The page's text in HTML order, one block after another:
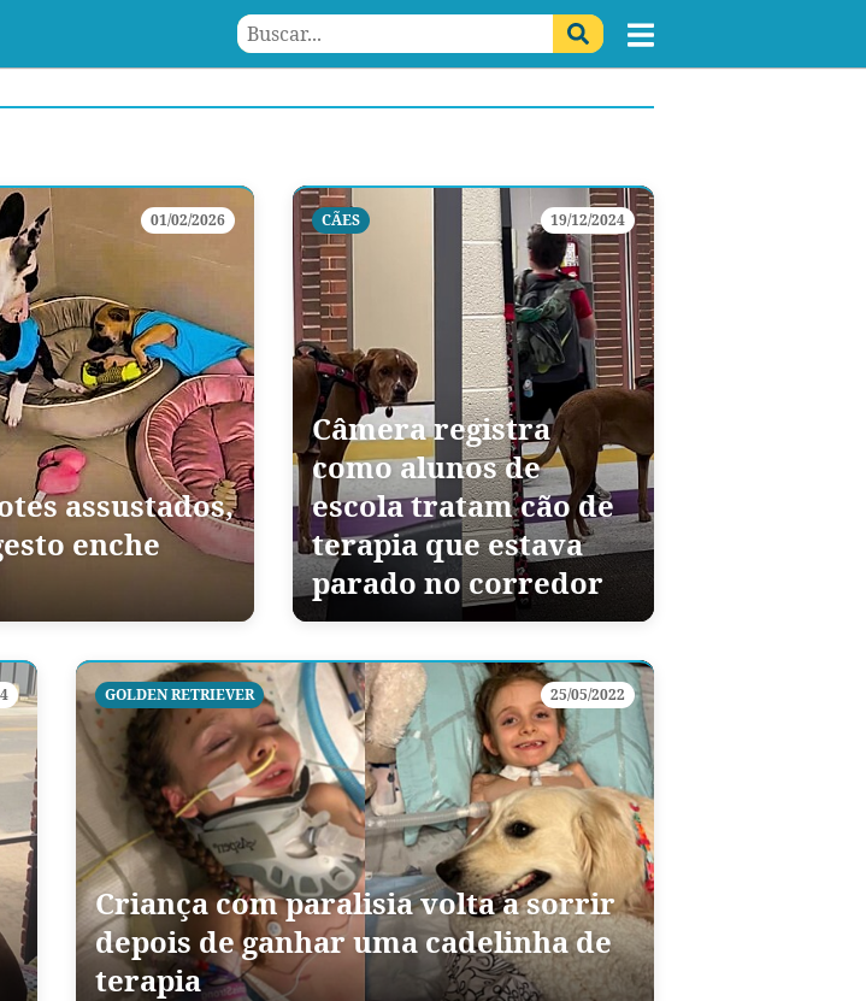
01/02/2026
assustados,
enche
CÃES 19/12/2024
Câmera registra
como alunos de
escola tratam cão de
terapia que estava
parado no corredor
GOLDEN RETRIEVER 25/05/2022
Criança com paralisia volta a sorrir
depois de ganhar uma cadelinha de
terapia